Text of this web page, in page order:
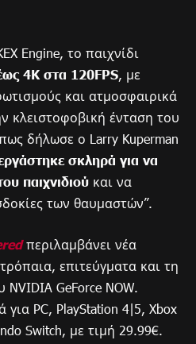
Engine, το παιχνίδι
4K στα 120FPS, με
και ατμοσφαιρικά
κλειστοφοβική ένταση του
δήλωσε ο Larry Kuperman
σκληρά για να
παιχνιδιού και να
των θαυμαστών”.
περιλαμβάνει νέα
επιτεύγματα και τη
GeForce NOW.
για PC, PlayStation 4|5, Xbox
Switch, με τιμή 29.99€.